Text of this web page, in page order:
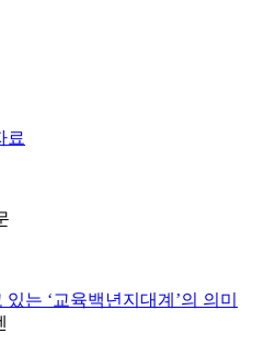
료
는 ‘교육백년지대계’의 의미